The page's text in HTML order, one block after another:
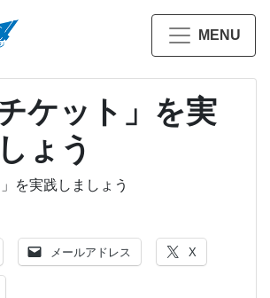
MENU
チケット」を実
ょう
を実践しましょう
メールアドレス X